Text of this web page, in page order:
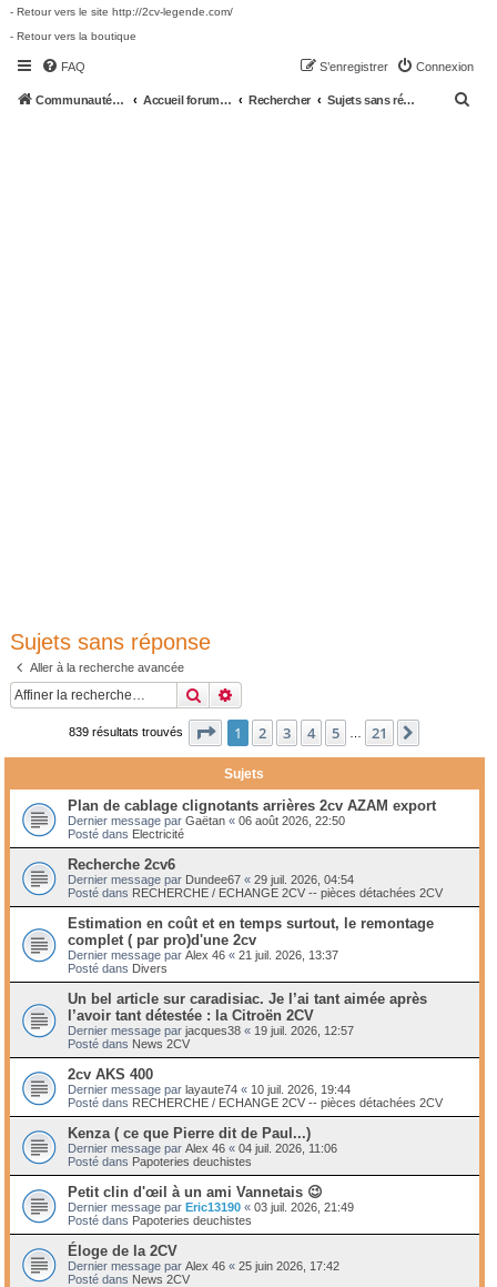
- Retour vers le site http://2cv-legende.com/
- Retour vers la boutique
FAQ Connexion
S’enregistrer
Communauté 2cv-legende.com Accueil forum 2cv-legende.com Rechercher Sujets sans réponse
Sujets sans réponse
Aller à la recherche avancée
Rechercher
839 résultats trouvés Page 1sur21
1 2 3 4 5 21
Sujets
Plan de cablage clignotants arrières 2cv AZAM export
Dernier message par Gaëtan « 06 août 2026, 22:50
Posté dans Electricité
Recherche 2cv6
Dernier message par Dundee67 « 29 juil. 2026, 04:54
Posté dans RECHERCHE / ECHANGE 2CV -- pièces détachées 2CV
Estimation en coût et en temps surtout, le remontage
complet ( par pro)d'une 2cv
Dernier message par Alex 46 « 21 juil. 2026, 13:37
Posté dans Divers
Un bel article sur caradisiac. Je l’ai tant aimée après
l’avoir tant détestée : la Citroën 2CV
Dernier message par jacques38 « 19 juil. 2026, 12:57
Posté dans News 2CV
2cv AKS 400
Dernier message par layaute74 « 10 juil. 2026, 19:44
Posté dans RECHERCHE / ECHANGE 2CV -- pièces détachées 2CV
Kenza ( ce que Pierre dit de Paul...)
Dernier message par Alex 46 « 04 juil. 2026, 11:06
Posté dans Papoteries deuchistes
Petit clin d'œil à un ami Vannetais 😉
Dernier message par Eric13190 « 03 juil. 2026, 21:49
Posté dans Papoteries deuchistes
Éloge de la 2CV
Dernier message par Alex 46 « 25 juin 2026, 17:42
Posté dans News 2CV